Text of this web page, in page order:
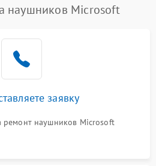
наушников Microsoft
заявку
ремонт наушников Microsoft